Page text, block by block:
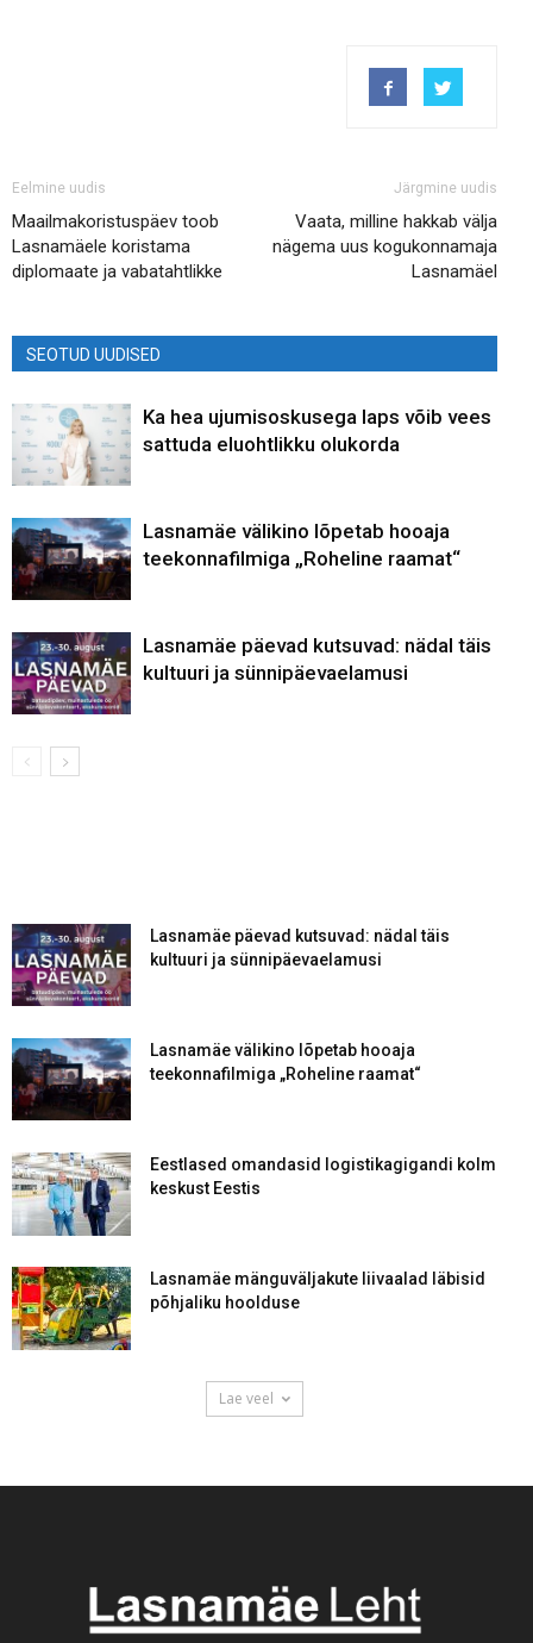
Eelmine uudis
Maailmakoristuspäev toob
Lasnamäele koristama
diplomaate ja vabatahtlikke
Järgmine uudis
Vaata, milline hakkab välja
nägema uus kogukonnamaja
Lasnamäel
SEOTUD UUDISED
Ka hea ujumisoskusega laps võib vees
sattuda eluohtlikku olukorda
Lasnamäe välikino lõpetab hooaja
teekonnafilmiga „Roheline raamat“
Lasnamäe päevad kutsuvad: nädal täis
kultuuri ja sünnipäevaelamusi
Lasnamäe päevad kutsuvad: nädal täis
kultuuri ja sünnipäevaelamusi
Lasnamäe välikino lõpetab hooaja
teekonnafilmiga „Roheline raamat“
Eestlased omandasid logistikagigandi kolm
keskust Eestis
Lasnamäe mänguväljakute liivaalad läbisid
põhjaliku hoolduse
Lae veel